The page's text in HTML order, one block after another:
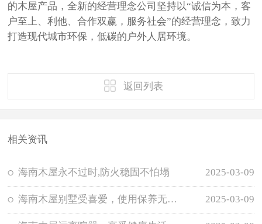
的木屋产品，全新的经营理念公司坚持以“诚信为本，客
户至上、利他、合作双赢，服务社会”的经营理念，致力
打造现代城市环保，低碳的户外人居环境。
返回列表
相关资讯
海南木屋永不过时,防火稳固不怕塌 2025-03-09
海南木屋别墅受喜爱，使用保养无需担忧 2025-03-09